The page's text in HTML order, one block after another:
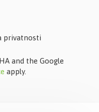
privatnosti
and the Google
apply.